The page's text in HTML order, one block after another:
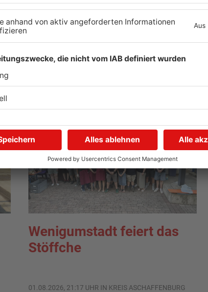
Neue Baugrundstücke für
junge Familien in
Heimbuchenthal?
06.08.2026, 11:39 UHR IN KREIS ASCHAFFENBURG
Wenigumstadt feiert das
Stöffche
01.08.2026, 21:17 UHR IN KREIS ASCHAFFENBURG